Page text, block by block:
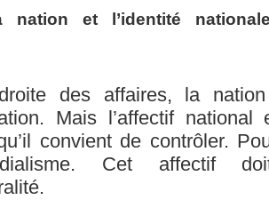
nation et l’identité
des affaires, la
Mais l’affectif
convient de contrôler.
Cet affectif